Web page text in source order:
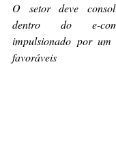
O setor deve
dentro do e-
impulsionado por
favoráveis